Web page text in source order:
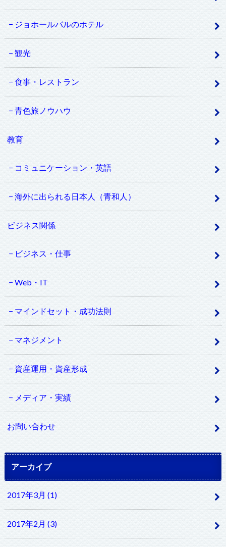
ジョホールバルのホテル
観光
食事・レストラン
青色旅ノウハウ
教育
コミュニケーション・英語
海外に出られる日本人（青和人）
ビジネス関係
ビジネス・仕事
Web・IT
マインドセット・成功法則
マネジメント
資産運用・資産形成
メディア・実績
お問い合わせ
アーカイブ
2017年3月 (1)
2017年2月 (3)